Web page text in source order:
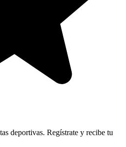
deportivas. Regístrate y recibe tu